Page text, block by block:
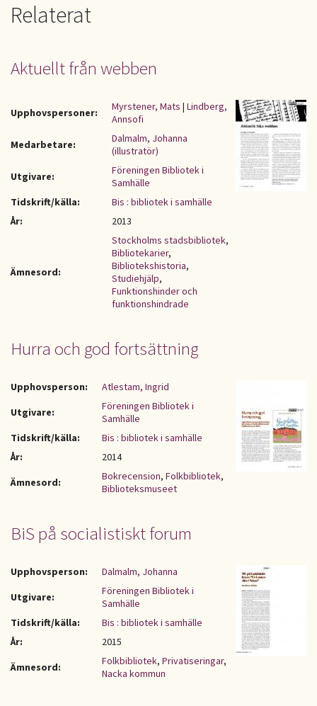
Relaterat
Aktuellt från webben
Upphovspersoner: Myrstener, Mats | Lindberg,
Annsofi
Medarbetare:
Dalmalm, Johanna
(illustratör)
Utgivare:
Föreningen Bibliotek i
Samhälle
Tidskrift/källa:
Bis : bibliotek i samhälle
År:
2013
Ämnesord:
Stockholms stadsbibliotek,
Bibliotekarier,
Bibliotekshistoria,
Studiehjälp,
Funktionshinder och
funktionshindrade
Hurra och god fortsättning
Upphovsperson:
Atlestam, Ingrid
Utgivare:
Föreningen Bibliotek i
Samhälle
Tidskrift/källa:
Bis : bibliotek i samhälle
År:
2014
Ämnesord:
Bokrecension, Folkbibliotek,
Biblioteksmuseet
BiS på socialistiskt forum
Upphovsperson:
Dalmalm, Johanna
Utgivare:
Föreningen Bibliotek i
Samhälle
Tidskrift/källa:
Bis : bibliotek i samhälle
År:
2015
Ämnesord:
Folkbibliotek, Privatiseringar,
Nacka kommun